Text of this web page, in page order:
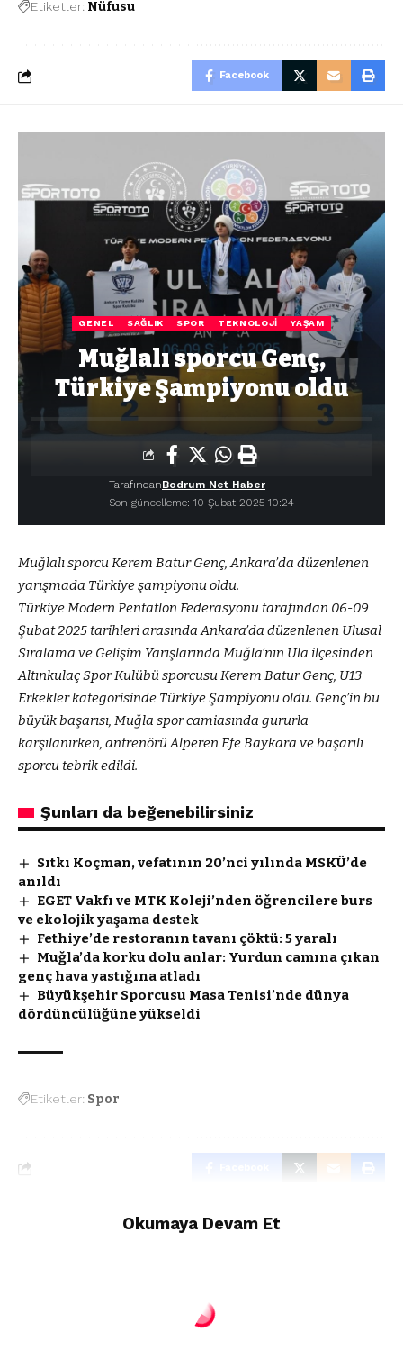
Etiketler: Nüfusu
Facebook
GENEL SAĞLIK SPOR TEKNOLOJI YAŞAM
Muğlalı sporcu Genç,
Türkiye Şampiyonu oldu
Son güncelleme: 10 Şubat 2025 10:24
TarafındanBodrum Net Haber
Muğlalı sporcu Kerem Batur Genç, Ankara’da düzenlenen
yarışmada Türkiye şampiyonu oldu.
Türkiye Modern Pentatlon Federasyonu tarafından 06-09
Şubat 2025 tarihleri arasında Ankara’da düzenlenen Ulusal
Sıralama ve Gelişim Yarışlarında Muğla’nın Ula ilçesinden
Altınkulaç Spor Kulübü sporcusu Kerem Batur Genç, U13
Erkekler kategorisinde Türkiye Şampiyonu oldu. Genç’in bu
büyük başarısı, Muğla spor camiasında gururla
karşılanırken, antrenörü Alperen Efe Baykara ve başarılı
sporcu tebrik edildi.
Şunları da beğenebilirsiniz
Sıtkı Koçman, vefatının 20’nci yılında MSKÜ’de
anıldı
EGET Vakfı ve MTK Koleji’nden öğrencilere burs
ve ekolojik yaşama destek
Fethiye’de restoranın tavanı çöktü: 5 yaralı
Muğla’da korku dolu anlar: Yurdun camına çıkan
genç hava yastığına atladı
Büyükşehir Sporcusu Masa Tenisi’nde dünya
dördüncülüğüne yükseldi
Etiketler: Spor
Okumaya Devam Et